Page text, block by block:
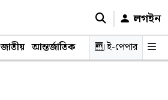
লগইন
জাতীয় আন্তর্জাতিক রাজনীতি স্বাস্থ্য শিক্ষা
ই-পেপার